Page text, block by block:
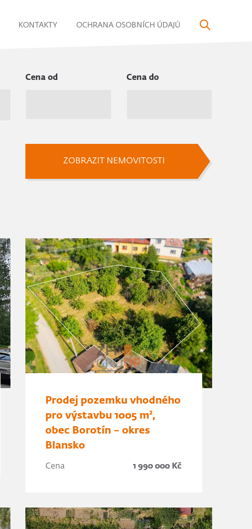
KONTAKTY OCHRANA OSOBNÍCH ÚDAJŮ
Cena od Cena do
ZOBRAZIT NEMOVITOSTI
Prodej pozemku vhodného
pro výstavbu 1005 m²,
obec Borotín – okres
Blansko
Cena 1 990 000 Kč